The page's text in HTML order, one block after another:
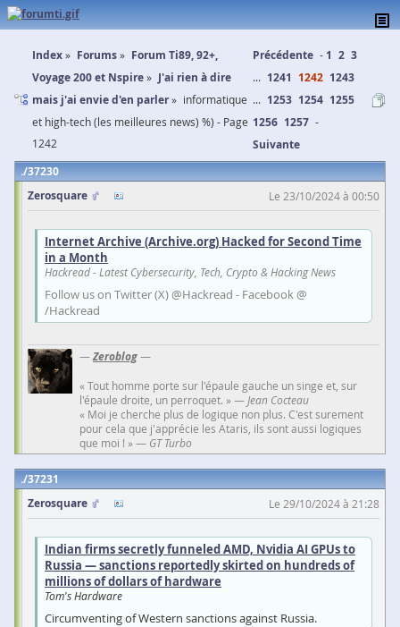
Index Forums
Forum Ti89, 92+,
Voyage 200 et Nspire
J'ai rien à dire
mais j'ai envie d'en parler
informatique
et high-tech (les meilleures news) %) - Page
1242
Précédente 1 2 3
... 1241 1242 1243
... 1253 1254 1255
1256 1257
Suivante
37230
Zerosquare
Le 23/10/2024 à 00:50
Internet Archive (Archive.org) Hacked for Second Time
in a Month
Hackread - Latest Cybersecurity, Tech, Crypto & Hacking News
Follow us on Twitter (X) @Hackread - Facebook @
/Hackread
—Zeroblog—
« Tout homme porte sur l'épaule gauche un singe et, sur
l'épaule droite, un perroquet. » — Jean Cocteau
« Moi je cherche plus de logique non plus. C'est surement
pour cela que j'apprécie les Ataris, ils sont aussi logiques
que moi ! » — GT Turbo
37231
Zerosquare
Le 29/10/2024 à 21:28
Indian firms secretly funneled AMD, Nvidia AI GPUs to
Russia — sanctions reportedly skirted on hundreds of
millions of dollars of hardware
Tom's Hardware
Circumventing of Western sanctions against Russia.